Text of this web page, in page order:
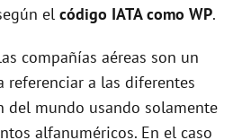
el código IATA como WP.
compañías aéreas son un
referenciar a las diferentes
del mundo usando solamente
alfanuméricos. En el caso